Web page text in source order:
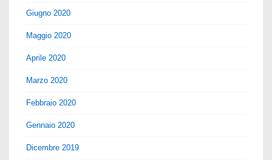
Giugno 2020
Maggio 2020
Aprile 2020
Marzo 2020
Febbraio 2020
Gennaio 2020
Dicembre 2019